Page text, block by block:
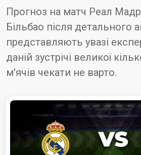
Прогноз на матч Реал
Більбао після детального
представляють увазі
даній зустрічі великої
м'ячів чекати не варто.